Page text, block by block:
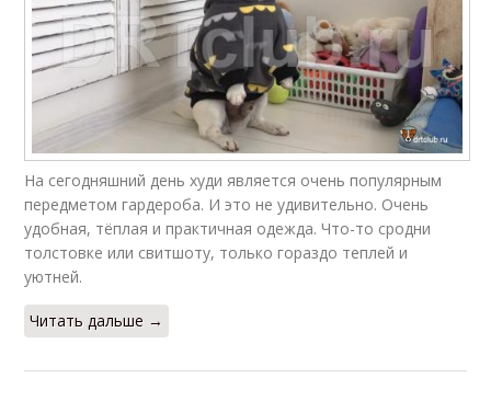
На сегодняшний день худи является очень популярным
передметом гардероба. И это не удивительно. Очень
удобная, тёплая и практичная одежда. Что-то сродни
толстовке или свитшоту, только гораздо теплей и
уютней.
Читать дальше →